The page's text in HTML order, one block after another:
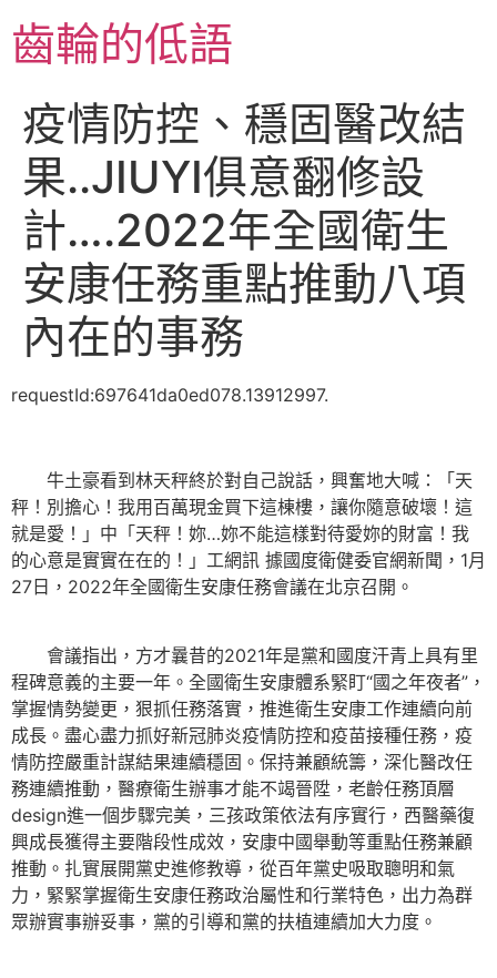
至
主齒輪的低語
疫情防控、穩固醫改結
果..JIUYI俱意翻修設
計….2022年全國衛生
安康任務重點推動八項
內在的事務
requestId:697641da0ed078.13912997.
牛土豪看到林天秤終於對自己說話，興奮地大喊：「天
秤！別擔心！我用百萬現金買下這棟樓，讓你隨意破壞！這
就是愛！」中「天秤！妳…妳不能這樣對待愛妳的財富！我
的心意是實實在在的！」工網訊 據國度衛健委官網新聞，1月
27日，2022年全國衛生安康任務會議在北京召開。
會議指出，方才曩昔的2021年是黨和國度汗青上具有里
程碑意義的主要一年。全國衛生安康體系緊盯“國之年夜者”，
掌握情勢變更，狠抓任務落實，推進衛生安康工作連續向前
成長。盡心盡力抓好新冠肺炎疫情防控和疫苗接種任務，疫
情防控嚴重計謀結果連續穩固。保持兼顧統籌，深化醫改任
務連續推動，醫療衛生辦事才能不竭晉陞，老齡任務頂層
design進一個步驟完美，三孩政策依法有序實行，西醫藥復
興成長獲得主要階段性成效，安康中國舉動等重點任務兼顧
推動。扎實展開黨史進修教導，從百年黨史吸取聰明和氣
力，緊緊掌握衛生安康任務政治屬性和行業特色，出力為群
眾辦實事辦妥事，黨的引導和黨的扶植連續加大力度。